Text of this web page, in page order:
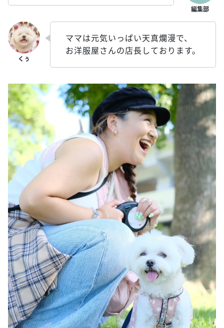
ママは元気いっぱい天真爛漫で、
お洋服屋さんの店長しております。